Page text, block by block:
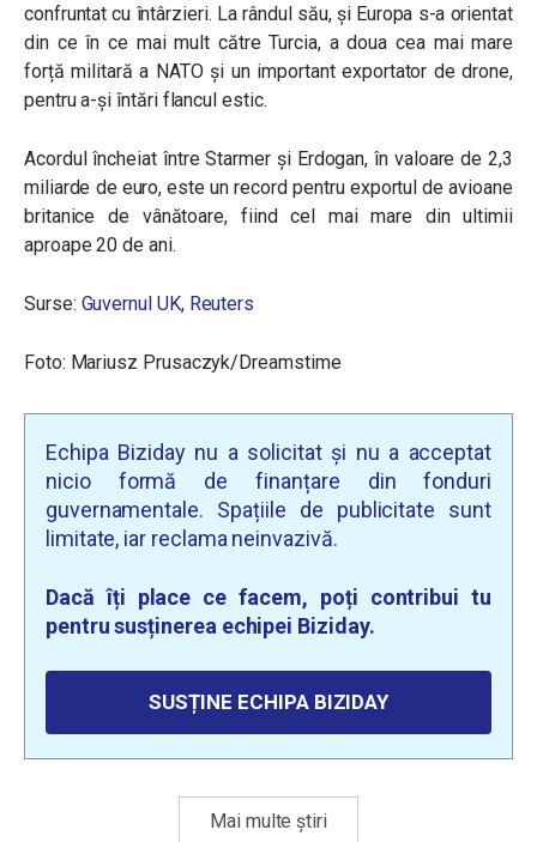
confruntat cu întârzieri. La rândul său, și Europa s-a orientat
din ce în ce mai mult către Turcia, a doua cea mai mare
forță militară a NATO și un important exportator de drone,
pentru a-și întări flancul estic.
Acordul încheiat între Starmer și Erdogan, în valoare de 2,3
miliarde de euro, este un record pentru exportul de avioane
britanice de vânătoare, fiind cel mai mare din ultimii
aproape 20 de ani.
Surse: Guvernul UK, Reuters
Foto: Mariusz Prusaczyk/Dreamstime
Echipa Biziday nu a solicitat și nu a acceptat
nicio formă de finanțare din fonduri
guvernamentale. Spațiile de publicitate sunt
limitate, iar reclama neinvazivă.
Dacă îți place ce facem, poți contribui tu
pentru susținerea echipei Biziday.
SUSȚINE ECHIPA BIZIDAY
Mai multe știri